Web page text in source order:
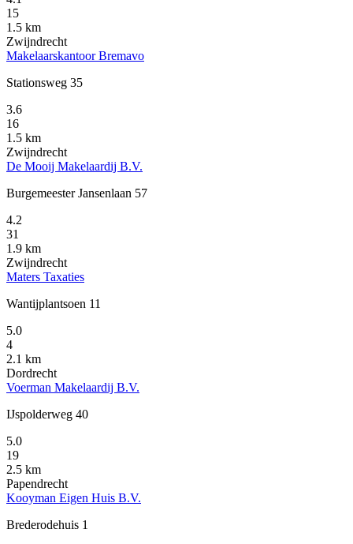
15
1.5 km
Zwijndrecht
Makelaarskantoor Bremavo
Stationsweg 35
3.6
16
1.5 km
Zwijndrecht
De Mooij Makelaardij B.V.
Burgemeester Jansenlaan 57
4.2
31
1.9 km
Zwijndrecht
Maters Taxaties
Wantijplantsoen 11
5.0
4
2.1 km
Dordrecht
Voerman Makelaardij B.V.
IJspolderweg 40
5.0
19
2.5 km
Papendrecht
Kooyman Eigen Huis B.V.
Brederodehuis 1